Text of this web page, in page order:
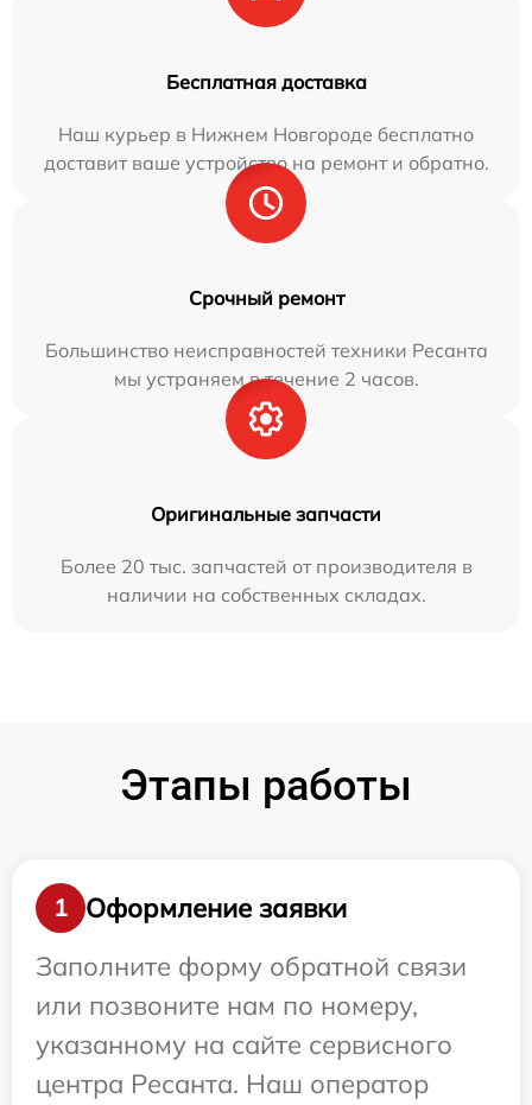
Бесплатная доставка
Наш курьер в Нижнем Новгороде бесплатно
доставит ваше устройство на ремонт и обратно.
Срочный ремонт
Большинство неисправностей техники Ресанта
мы устраняем в течение 2 часов.
Оригинальные запчасти
Более 20 тыс. запчастей от производителя в
наличии на собственных складах.
Этапы работы
1
Оформление заявки
Заполните форму обратной связи
или позвоните нам по номеру,
указанному на сайте сервисного
центра Ресанта. Наш оператор